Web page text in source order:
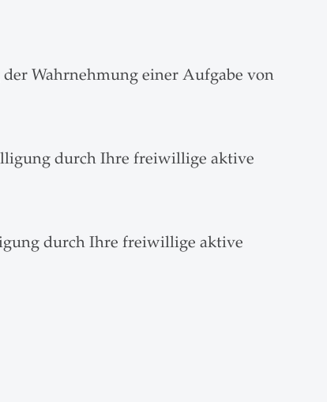
Wahrnehmung einer Aufgabe von
durch Ihre freiwillige aktive
durch Ihre freiwillige aktive